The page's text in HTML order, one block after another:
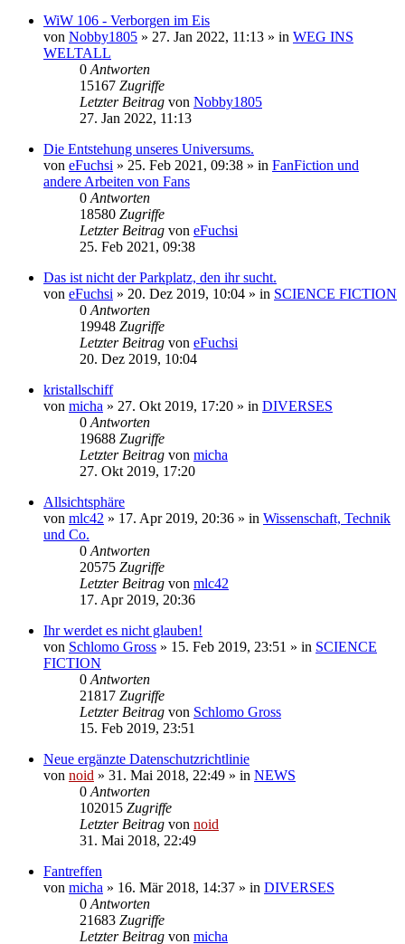
WiW 106 - Verborgen im Eis
von Nobby1805 » 27. Jan 2022, 11:13 » in WEG INS
WELTALL
0 Antworten
15167 Zugriffe
Letzter Beitrag von Nobby1805
27. Jan 2022, 11:13
Die Entstehung unseres Universums.
von eFuchsi » 25. Feb 2021, 09:38 » in FanFiction und
andere Arbeiten von Fans
0 Antworten
18580 Zugriffe
Letzter Beitrag von eFuchsi
25. Feb 2021, 09:38
Das ist nicht der Parkplatz, den ihr sucht.
von eFuchsi » 20. Dez 2019, 10:04 » in SCIENCE FICTION
0 Antworten
19948 Zugriffe
Letzter Beitrag von eFuchsi
20. Dez 2019, 10:04
kristallschiff
von micha » 27. Okt 2019, 17:20 » in DIVERSES
0 Antworten
19688 Zugriffe
Letzter Beitrag von micha
27. Okt 2019, 17:20
Allsichtsphäre
von mlc42 » 17. Apr 2019, 20:36 » in Wissenschaft, Technik
und Co.
0 Antworten
20575 Zugriffe
Letzter Beitrag von mlc42
17. Apr 2019, 20:36
Ihr werdet es nicht glauben!
von Schlomo Gross » 15. Feb 2019, 23:51 » in SCIENCE
FICTION
0 Antworten
21817 Zugriffe
Letzter Beitrag von Schlomo Gross
15. Feb 2019, 23:51
Neue ergänzte Datenschutzrichtlinie
von noid » 31. Mai 2018, 22:49 » in NEWS
0 Antworten
102015 Zugriffe
Letzter Beitrag von noid
31. Mai 2018, 22:49
Fantreffen
von micha » 16. Mär 2018, 14:37 » in DIVERSES
0 Antworten
21683 Zugriffe
Letzter Beitrag von micha